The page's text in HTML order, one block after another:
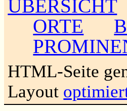
ÜBERSICHT
ORTE
HTML-Seite
Layout